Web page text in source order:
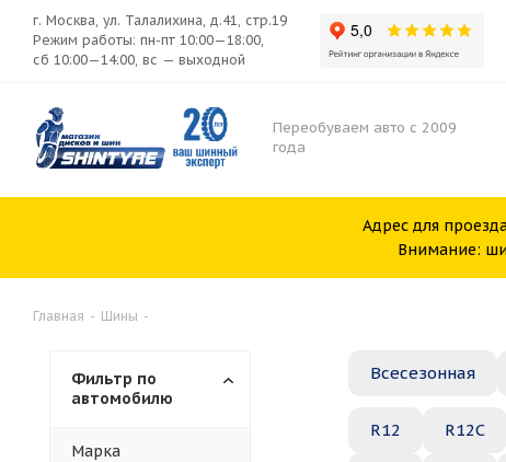
г. Москва, ул. Талалихина, д.41, стр.19
Режим работы: пн-пт 10:00—18:00,
сб 10:00—14:00, вс — выходной
Переобуваем авто с 2009
года
Адрес для
Внимание:
Главная - Шины -
Всесезонная
R12 R12C
Фильтр по
автомобилю
Марка